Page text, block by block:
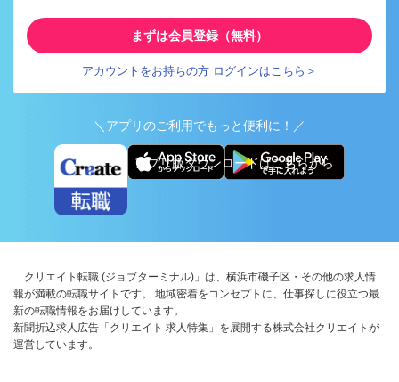
まずは会員登録（無料）
アカウントをお持ちの方 ログインはこちら＞
＼アプリのご利用でもっと便利に！／
アプリ版ダウンロードはこちらから
「クリエイト転職 (ジョブターミナル)」は、横浜市磯子区・その他の求人情
報が満載の転職サイトです。 地域密着をコンセプトに、仕事探しに役立つ最
新の転職情報をお届けしています。
新聞折込求人広告「クリエイト 求人特集」を展開する株式会社クリエイトが
運営しています。